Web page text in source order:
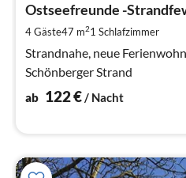
Ostseefreunde -
4 Gäste47 m21 Schlafzimmer
Strandnahe, neue
Schönberger Strand
ab 122€/ Nacht